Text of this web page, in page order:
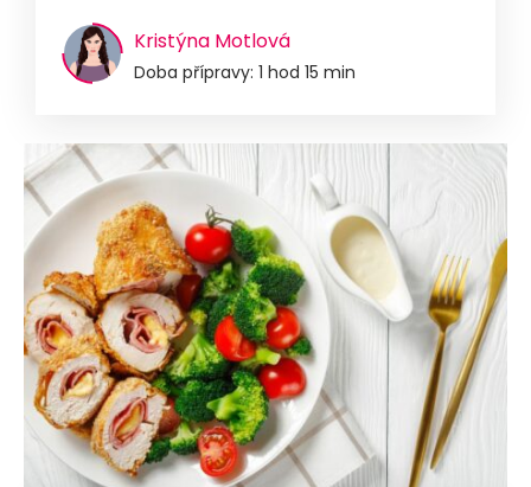
Kristýna Motlová
Doba přípravy: 1 hod 15 min